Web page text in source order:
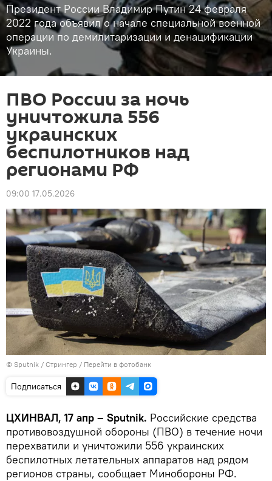
Президент России Владимир Путин 24 февраля
2022 года объявил о начале специальной военной
операции по демилитаризации и денацификации
Украины.
ПВО России за ночь
уничтожила 556
украинских
беспилотников над
регионами РФ
09:00 17.05.2026
© Sputnik / Стрингер / Перейти в фотобанк
Подписаться
ЦХИНВАЛ, 17 апр – Sputnik. Российские средства
противовоздушной обороны (ПВО) в течение ночи
перехватили и уничтожили 556 украинских
беспилотных летательных аппаратов над рядом
регионов страны, сообщает Минобороны РФ.